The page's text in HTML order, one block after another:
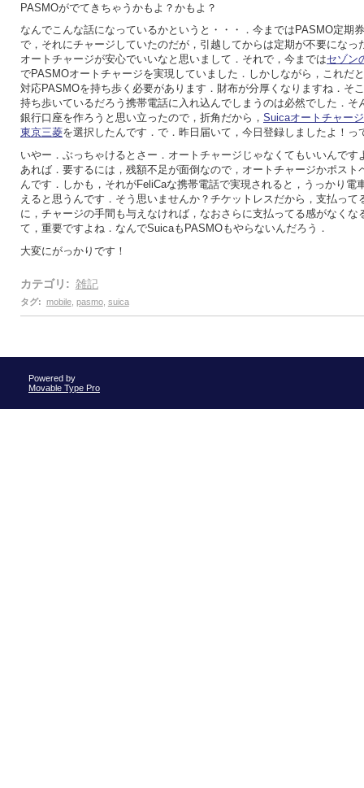
PASMOがでてきちゃうかもよ？かもよ？
なんでこんな話になっているかというと・・・．今まではPASMO定期
で，それにチャージしていたのだが，引越してからは定期が不要になっ
オートチャージが安心でいいなと思いまして．それで，今まではセゾン
でPASMOオートチャージを実現していました．しかしながら，これだ
対応PASMOを持ち歩く必要があります．財布が分厚くなりますね．そ
持ち歩いているだろう携帯電話に入れ込んでしまうのは必然でした．そ
銀行口座を作ろうと思い立ったので，折角だから， Suicaオートチャー
東京三菱を選択したんです．で．昨日届いて，今日登録しましたよ！
いやー．ぶっちゃけるとさー．オートチャージじゃなくてもいいんです
あれば．要するには，残額不足が面倒なので，オートチャージかポスト
んです．しかも，それがFeliCaな携帯電話で実現されると，うっかり電
えると思うんです．そう思いませんか？チケットレスだから，支払って
に，チャージの手間も与えなければ，なおさらに支払ってる感がなくな
て，重要ですよね．なんでSuicaもPASMOもやらないんだろう．
大変にがっかりです！
カテゴリ : 雑記
タグ: mobile, pasmo, suica
Powered by
Movable Type Pro